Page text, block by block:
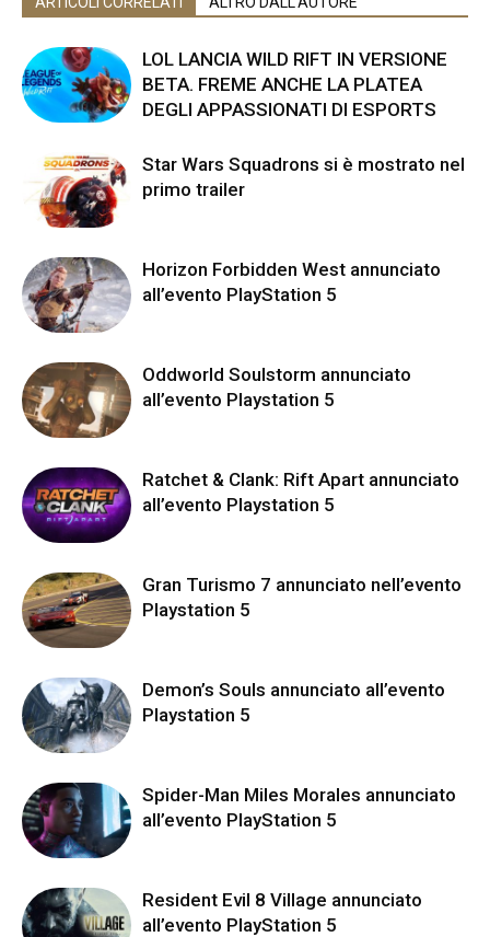
LOL LANCIA WILD RIFT IN VERSIONE
BETA. FREME ANCHE LA PLATEA
DEGLI APPASSIONATI DI ESPORTS
Star Wars Squadrons si è mostrato nel
primo trailer
Horizon Forbidden West annunciato
all’evento PlayStation 5
Oddworld Soulstorm annunciato
all’evento Playstation 5
Ratchet & Clank: Rift Apart annunciato
all’evento Playstation 5
Gran Turismo 7 annunciato nell’evento
Playstation 5
Demon’s Souls annunciato all’evento
Playstation 5
Spider-Man Miles Morales annunciato
all’evento PlayStation 5
Resident Evil 8 Village annunciato
all’evento PlayStation 5